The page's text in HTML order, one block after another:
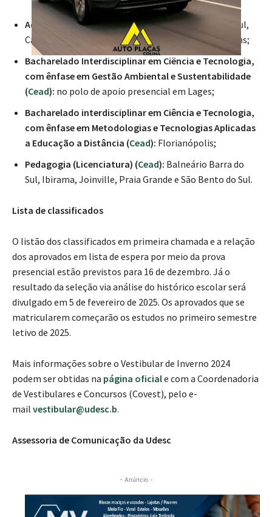
Administração Pública (Esag):Balneário Barra do Sul,
Canoinhas, Otacílio Costa, Praia Grande e Treze Tílias;
Bacharelado Interdisciplinar em Ciência e Tecnologia,
com ênfase em Gestão Ambiental e Sustentabilidade
(Cead): no polo de apoio presencial em Lages;
Bacharelado interdisciplinar em Ciência e Tecnologia,
com ênfase em Metodologias e Tecnologias Aplicadas
a Educação a Distância (Cead): Florianópolis;
Pedagogia (Licenciatura) (Cead): Balneário Barra do
Sul, Ibirama, Joinville, Praia Grande e São Bento do Sul.
Lista de classificados
O listão dos classificados em primeira chamada e a relação
dos aprovados em lista de espera por meio da prova
presencial estão previstos para 16 de dezembro. Já o
resultado da seleção via análise do histórico escolar será
divulgado em 5 de fevereiro de 2025. Os aprovados que se
matricularem começarão os estudos no primeiro semestre
letivo de 2025.
Mais informações sobre o Vestibular de Inverno 2024
podem ser obtidas na página oficiale com a Coordenadoria
de Vestibulares e Concursos (Covest), pelo e-
mail vestibular@udesc.b.
Assessoria de Comunicação da Udesc
- Anúncio -